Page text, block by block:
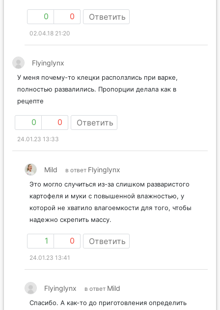
0 0 Ответить
02.04.18 21:20
Flyinglynx
У меня почему-то клецки расползлись при варке,
полностью развалились. Пропорции делала как в
рецепте
0 0 Ответить
24.01.23 13:33
Mild в ответ Flyinglynx
Это могло случиться из-за слишком разваристого
картофеля и муки с повышенной влажностью, у
которой не хватило влагоемкости для того, чтобы
надежно скрепить массу.
1 0 Ответить
24.01.23 13:41
Flyinglynx в ответ Mild
Спасибо. А как-то до приготовления определить